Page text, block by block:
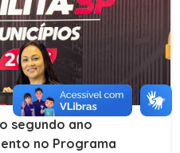
segundo ano
no Programa